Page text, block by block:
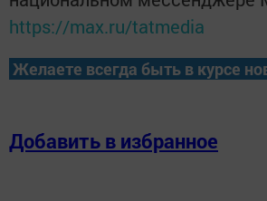
https://max.ru/tatmedia
Желаете всегда быть в курсе
Добавить в избранное